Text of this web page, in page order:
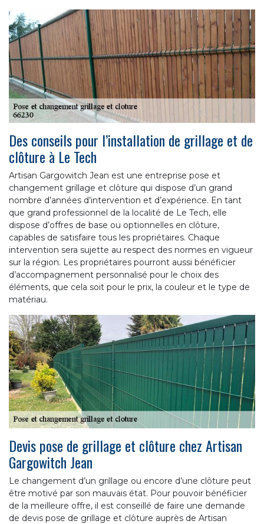
Des conseils pour l’installation de grillage et de
clôture à Le Tech
Artisan Gargowitch Jean est une entreprise pose et
changement grillage et clôture qui dispose d’un grand
nombre d’années d’intervention et d’expérience. En tant
que grand professionnel de la localité de Le Tech, elle
dispose d’offres de base ou optionnelles en clôture,
capables de satisfaire tous les propriétaires. Chaque
intervention sera sujette au respect des normes en vigueur
sur la région. Les propriétaires pourront aussi bénéficier
d’accompagnement personnalisé pour le choix des
éléments, que cela soit pour le prix, la couleur et le type de
matériau.
Devis pose de grillage et clôture chez Artisan
Gargowitch Jean
Le changement d’un grillage ou encore d’une clôture peut
être motivé par son mauvais état. Pour pouvoir bénéficier
de la meilleure offre, il est conseillé de faire une demande
de devis pose de grillage et clôture auprès de Artisan